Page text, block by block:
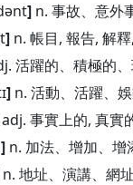
] n. 事故、意外
] n. 帳目, 報告, 解
活躍的、積極的
] n. 活動、活躍、
adj. 事實上的, 真實
] n. 加法、增加、增
n. 地址、演講、網